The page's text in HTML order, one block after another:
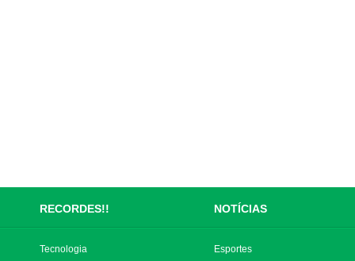
RECORDES!! NOTÍCIAS
Tecnologia
Esportes